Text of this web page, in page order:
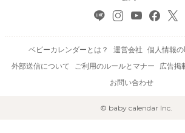
ベビーカレンダーとは？ 運営会社
個人情報
外部送信について
ご利用のルールとマナー 広告掲
お問い合わせ
© baby calendar Inc.